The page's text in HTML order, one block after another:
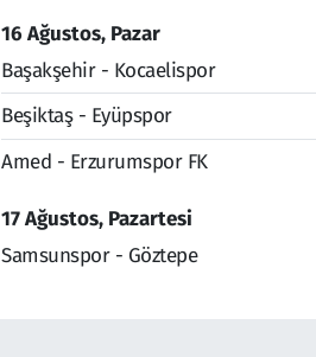
16 Ağustos, Pazar
Başakşehir - Kocaelispor
Beşiktaş - Eyüpspor
Amed - Erzurumspor FK
17 Ağustos, Pazartesi
Samsunspor - Göztepe